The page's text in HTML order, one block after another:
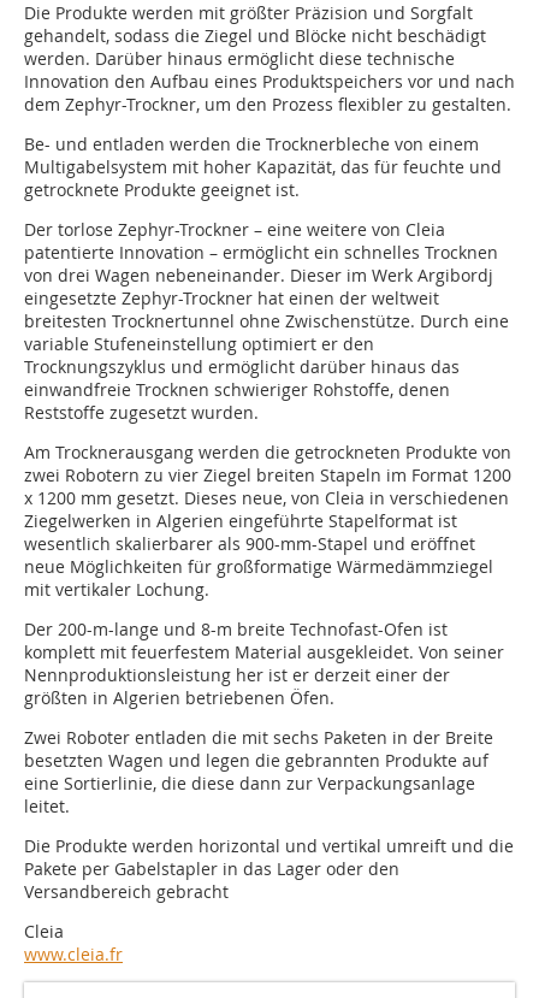
Die Produkte werden mit größter Präzision und Sorgfalt
gehandelt, sodass die Ziegel und Blöcke nicht beschädigt
werden. Darüber hinaus ermöglicht diese technische
Innovation den Aufbau eines Produktspeichers vor und nach
dem Zephyr-Trockner, um den Prozess flexibler zu gestalten.
Be- und entladen werden die Trocknerbleche von einem
Multigabelsystem mit hoher Kapazität, das für feuchte und
getrocknete Produkte geeignet ist.
Der torlose Zephyr-Trockner – eine weitere von Cleia
patentierte Innovation – ermöglicht ein schnelles Trocknen
von drei Wagen nebeneinander. Dieser im Werk Argibordj
eingesetzte Zephyr-Trockner hat einen der weltweit
breitesten Trocknertunnel ohne Zwischenstütze. Durch eine
variable Stufeneinstellung optimiert er den
Trocknungszyklus und ermöglicht darüber hinaus das
einwandfreie Trocknen schwieriger Rohstoffe, denen
Reststoffe zugesetzt wurden.
Am Trocknerausgang werden die getrockneten Produkte von
zwei Robotern zu vier Ziegel breiten Stapeln im Format 1200
x 1200 mm gesetzt. Dieses neue, von Cleia in verschiedenen
Ziegelwerken in Algerien eingeführte Stapelformat ist
wesentlich skalierbarer als 900-mm-Stapel und eröffnet
neue Möglichkeiten für großformatige Wärmedämmziegel
mit vertikaler Lochung.
Der 200-m-lange und 8-m breite Technofast-Ofen ist
komplett mit feuerfestem Material ausgekleidet. Von seiner
Nennproduktionsleistung her ist er derzeit einer der
größten in Algerien betriebenen Öfen.
Zwei Roboter entladen die mit sechs Paketen in der Breite
besetzten Wagen und legen die gebrannten Produkte auf
eine Sortierlinie, die diese dann zur Verpackungsanlage
leitet.
Die Produkte werden horizontal und vertikal umreift und die
Pakete per Gabelstapler in das Lager oder den
Versandbereich gebracht
Cleia
www.cleia.fr